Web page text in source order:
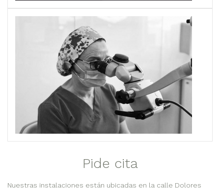
Pide cita
Nuestras instalaciones están ubicadas en la calle Dolores